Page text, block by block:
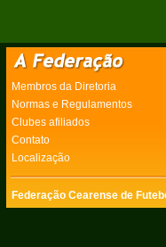
Membros da Diretoria
Normas e Regulamentos
Clubes afiliados
Contato
Localização
Federação Cearense de